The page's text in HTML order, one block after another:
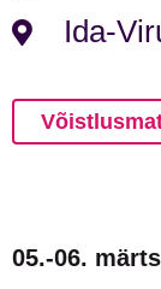
Ida-
05.-06.